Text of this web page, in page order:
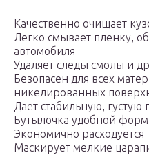
Качественно очищает
Легко смывает пленку,
автомобиля
Удаляет следы смолы и
Безопасен для всех
никелированных
Дает стабильную, густую
Бутылочка удобной
Экономично расходуется
Маскирует мелкие